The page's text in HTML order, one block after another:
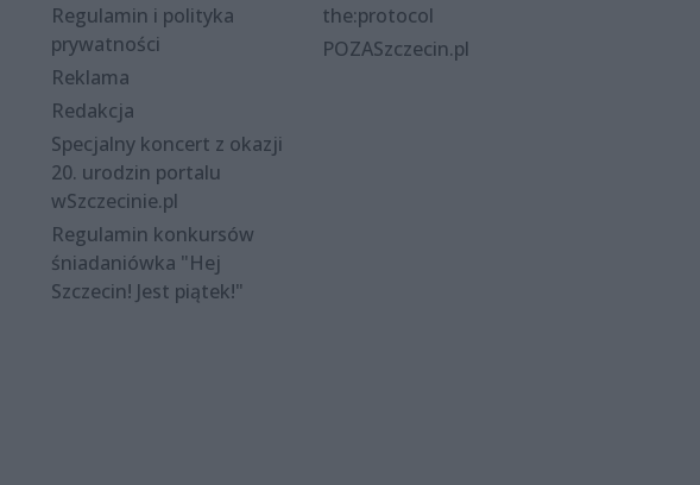
Regulamin i polityka
prywatności
Reklama
Redakcja
Specjalny koncert z okazji
20. urodzin portalu
wSzczecinie.pl
Regulamin konkursów
śniadaniówka "Hej
Szczecin! Jest piątek!"
the:protocol
POZASzczecin.pl